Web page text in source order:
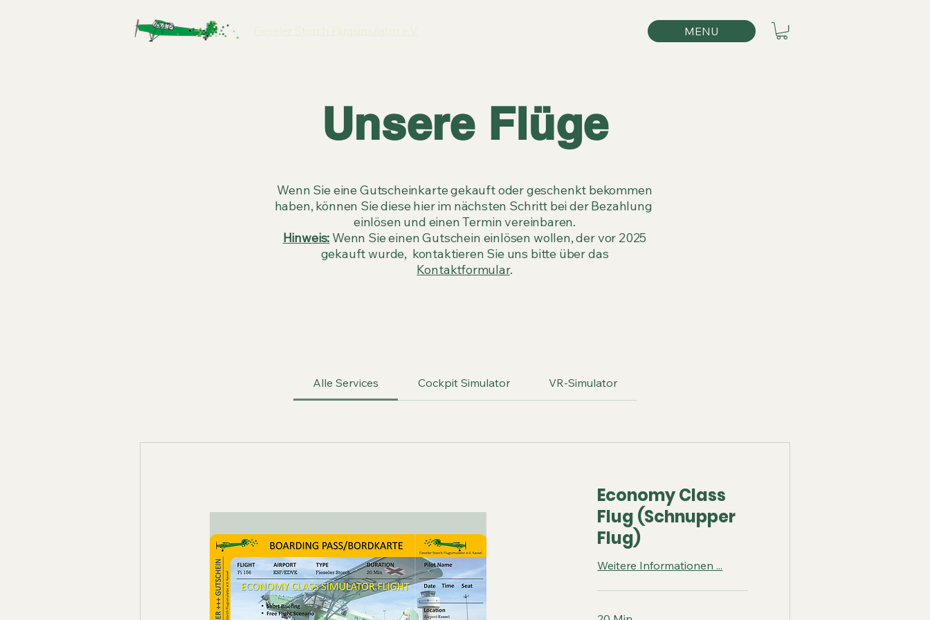
Fieseler Storch Flugsimulator e.V. MENU
Unsere Flüge
Wenn Sie eine Gutscheinkarte gekauft oder geschenkt bekommen
haben, können Sie diese hier im nächsten Schritt bei der Bezahlung
einlösen und einen Termin vereinbaren.
Hinweis: Wenn Sie einen Gutschein einlösen wollen, der vor 2025
gekauft wurde, kontaktieren Sie uns bitte über das
Kontaktformular.
Alle Services Cockpit Simulator VR-Simulator
Economy Class
Flug (Schnupper
Flug)
Weitere Informationen ...